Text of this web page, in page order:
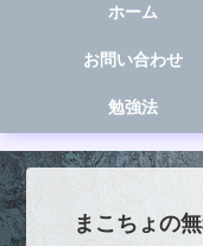
ホーム
お問い合わせ
勉強法
まこちょの